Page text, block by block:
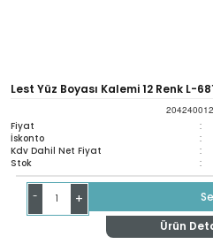
Lest Yüz Boyası Kalemi 12 Renk L-
Fiyat :
İskonto :
Kdv Dahil Net Fiyat :
Stok :
- +
Ürün